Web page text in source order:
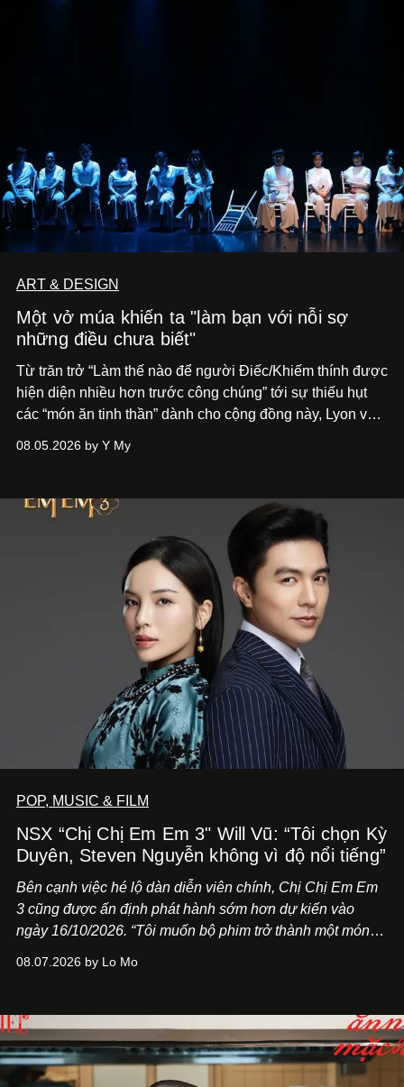
ART & DESIGN
Một vở múa khiến ta "làm bạn với nỗi sợ
những điều chưa biết"
Từ trăn trở “Làm thế nào để người Điếc/Khiếm thính được
hiện diện nhiều hơn trước công chúng” tới sự thiếu hụt
các “món ăn tinh thần” dành cho cộng đồng này, Lyon và
phẩm múa đương đại thành hiện thực, mang tên Lắng
08.05.2026 by Y My
POP, MUSIC & FILM
NSX “Chị Chị Em Em 3" Will Vũ: “Tôi chọn Kỳ
Duyên, Steven Nguyễn không vì độ nổi tiếng”
Bên cạnh việc hé lộ dàn diễn viên chính, Chị Chị Em Em
3 cũng được ấn định phát hành sớm hơn dự kiến vào
ngày 16/10/2026. “Tôi muốn bộ phim trở thành một món
Việt Nam”, NSX Will Vũ cho biết.
08.07.2026 by Lo Mo